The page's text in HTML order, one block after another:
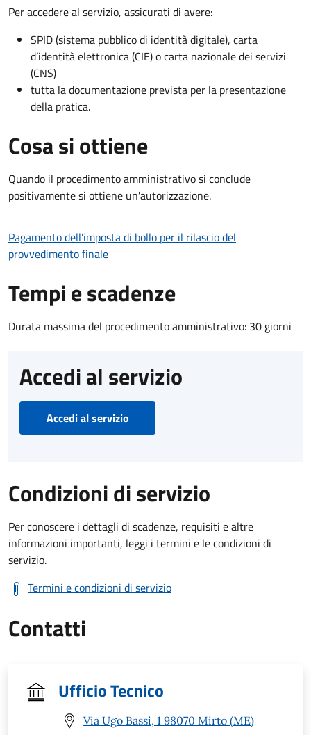
Per accedere al servizio, assicurati di avere:
SPID (sistema pubblico di identità digitale), carta
d’identità elettronica (CIE) o carta nazionale dei servizi
(CNS)
tutta la documentazione prevista per la presentazione
della pratica.
Cosa si ottiene
Quando il procedimento amministrativo si conclude
positivamente si ottiene un'autorizzazione.
Pagamento dell'imposta di bollo per il rilascio del
provvedimento finale
Tempi e scadenze
Durata massima del procedimento amministrativo: 30 giorni
Accedi al servizio
Accedi al servizio
Condizioni di servizio
Per conoscere i dettagli di scadenze, requisiti e altre
informazioni importanti, leggi i termini e le condizioni di
servizio.
Termini e condizioni di servizio
Contatti
Ufficio Tecnico
Via Ugo Bassi, 1 98070 Mirto (ME)